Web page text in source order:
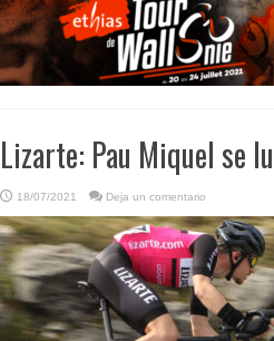
Lizarte: Pau Miquel se
18/07/2021 Deja un comentario